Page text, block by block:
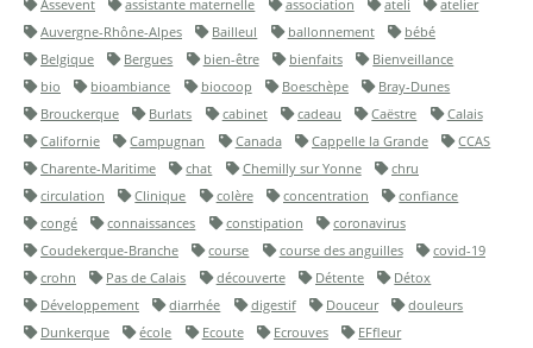
Assevent
assistante maternelle association ateli
atelier
Auvergne-Rhône-Alpes
Bailleul ballonnement
bébé
Belgique
Bergues bien-être bienfaits
Bienveillance
bio
bioambiance biocoop Boeschèpe
Bray-Dunes
Brouckerque
Burlats cabinet cadeau Caëstre
Calais
Californie
Campugnan Canada Cappelle la Grande
CCAS
Charente-Maritime
chat Chemilly sur Yonne
chru
circulation
Clinique colère concentration
confiance
congé
connaissances constipation
coronavirus
Coudekerque-Branche
course course des anguilles
covid-19
crohn
Pas de Calais découverte Détente
Détox
Développement
diarrhée digestif Douceur
douleurs
Dunkerque
école Ecoute Ecrouves
EFfleur